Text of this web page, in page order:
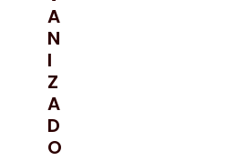
A
N
I
Z
A
D
O